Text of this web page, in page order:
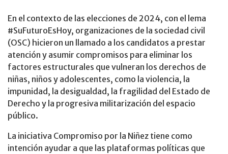
En el contexto de las elecciones de 2024, con el lema
#SuFuturoEsHoy, organizaciones de la sociedad civil
(OSC) hicieron un llamado a los candidatos a prestar
atención y asumir compromisos para eliminar los
factores estructurales que vulneran los derechos de
niñas, niños y adolescentes, como la violencia, la
impunidad, la desigualdad, la fragilidad del Estado de
Derecho y la progresiva militarización del espacio
público.
La iniciativa Compromiso por la Niñez tiene como
intención ayudar a que las plataformas políticas que